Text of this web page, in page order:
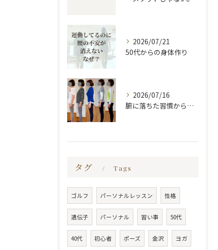
2026/07/21
50代からの身体作り
2026/07/16
腑に落ちた習慣から変わる
タグ Tags
ゴルフ パーソナルレッスン 性格
遺伝子 パーソナル 習い事 50代
40代 初心者 ポーズ 金沢 ヨガ